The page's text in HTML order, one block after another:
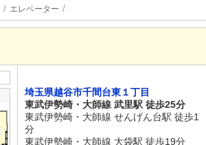
エレベーター
埼玉県越谷市千間台東１丁目
東武伊勢崎・大師線 武里駅 徒歩25分
東武伊勢崎・大師線 せんげん台駅 徒歩1
分
東武伊勢崎・大師線 大袋駅 徒歩19分